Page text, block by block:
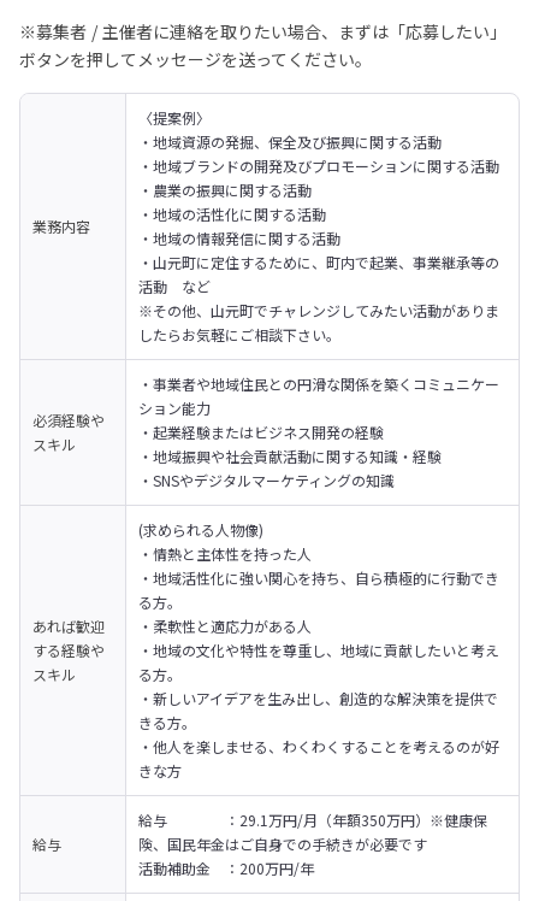
※募集者 / 主催者に連絡を取りたい場合、まずは「応募したい」
ボタンを押してメッセージを送ってください。
業務内容
〈提案例〉
・地域資源の発掘、保全及び振興に関する活動
・地域ブランドの開発及びプロモーションに関する活動
・農業の振興に関する活動
・地域の活性化に関する活動
・地域の情報発信に関する活動
・山元町に定住するために、町内で起業、事業継承等の
活動　など
※その他、山元町でチャレンジしてみたい活動がありま
したらお気軽にご相談下さい。
必須経験や
スキル
・事業者や地域住民との円滑な関係を築くコミュニケー
ション能力
・起業経験またはビジネス開発の経験
・地域振興や社会貢献活動に関する知識・経験
・SNSやデジタルマーケティングの知識
あれば歓迎
する経験や
スキル
(求められる人物像)
・情熱と主体性を持った人
・地域活性化に強い関心を持ち、自ら積極的に行動でき
る方。
・柔軟性と適応力がある人
・地域の文化や特性を尊重し、地域に貢献したいと考え
る方。
・新しいアイデアを生み出し、創造的な解決策を提供で
きる方。
・他人を楽しませる、わくわくすることを考えるのが好
きな方
給与
給与　　　　：29.1万円/月（年額350万円）※健康保
険、国民年金はご自身での手続きが必要です
活動補助金　：200万円/年